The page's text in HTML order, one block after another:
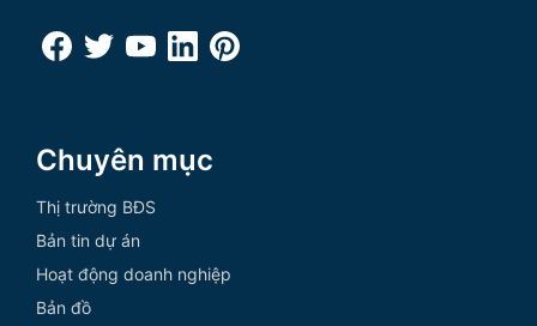
Chuyên mục
Thị trường BĐS
Bản tin dự án
Hoạt động doanh nghiệp
Bản đồ